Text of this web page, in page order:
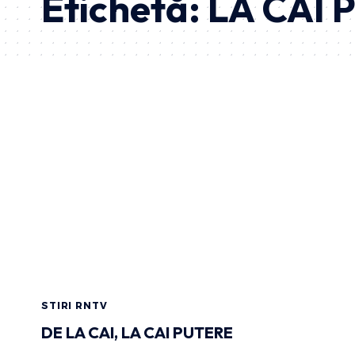
STIRI RNTV
DE LA CAI, LA CAI PUTERE